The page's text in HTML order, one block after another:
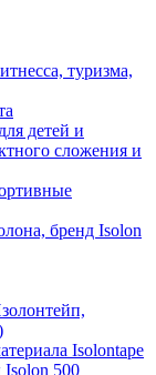
туризма,
детей и
сложения и
бренд Isolon
Isolontape
500